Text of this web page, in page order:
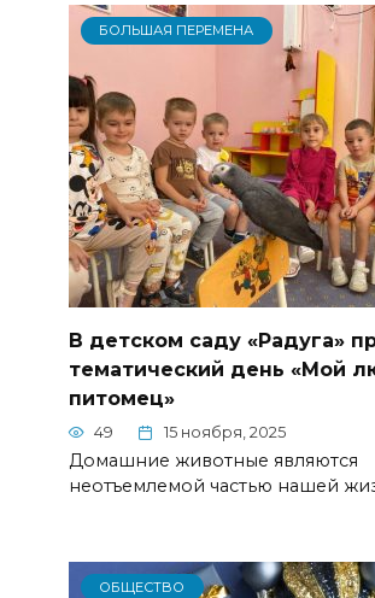
БОЛЬШАЯ ПЕРЕМЕНА
В детском саду «Радуга»
тематический день «Мой
питомец»
49 15 ноября, 2025
Домашние животные являются
неотъемлемой частью нашей
ОБЩЕСТВО